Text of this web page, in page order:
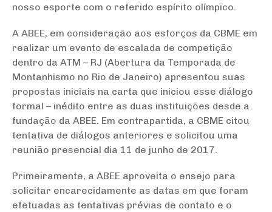
nosso esporte com o referido espírito olímpico.
A ABEE, em consideração aos esforços da CBME em
realizar um evento de escalada de competição
dentro da ATM – RJ (Abertura da Temporada de
Montanhismo no Rio de Janeiro) apresentou suas
propostas iniciais na carta que iniciou esse diálogo
formal – inédito entre as duas instituições desde a
fundação da ABEE. Em contrapartida, a CBME citou
tentativa de diálogos anteriores e solicitou uma
reunião presencial dia 11 de junho de 2017.
Primeiramente, a ABEE aproveita o ensejo para
solicitar encarecidamente as datas em que foram
efetuadas as tentativas prévias de contato e o